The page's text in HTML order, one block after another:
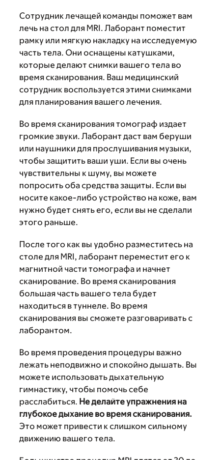
Сотрудник лечащей команды поможет вам
лечь на стол для MRI. Лаборант поместит
рамку или мягкую накладку на исследуемую
часть тела. Они оснащены катушками,
которые делают снимки вашего тела во
время сканирования. Ваш медицинский
сотрудник воспользуется этими снимками
для планирования вашего лечения.
Во время сканирования томограф издает
громкие звуки. Лаборант даст вам беруши
или наушники для прослушивания музыки,
чтобы защитить ваши уши. Если вы очень
чувствительны к шуму, вы можете
попросить оба средства защиты. Если вы
носите какое-либо устройство на коже, вам
нужно будет снять его, если вы не сделали
этого раньше.
После того как вы удобно разместитесь на
столе для MRI, лаборант переместит его к
магнитной части томографа и начнет
сканирование. Во время сканирования
большая часть вашего тела будет
находиться в туннеле. Во время
сканирования вы сможете разговаривать с
лаборантом.
Во время проведения процедуры важно
лежать неподвижно и спокойно дышать. Вы
можете использовать дыхательную
гимнастику, чтобы помочь себе
расслабиться. Не делайте упражнения на
глубокое дыхание во время сканирования.
Это может привести к слишком сильному
движению вашего тела.